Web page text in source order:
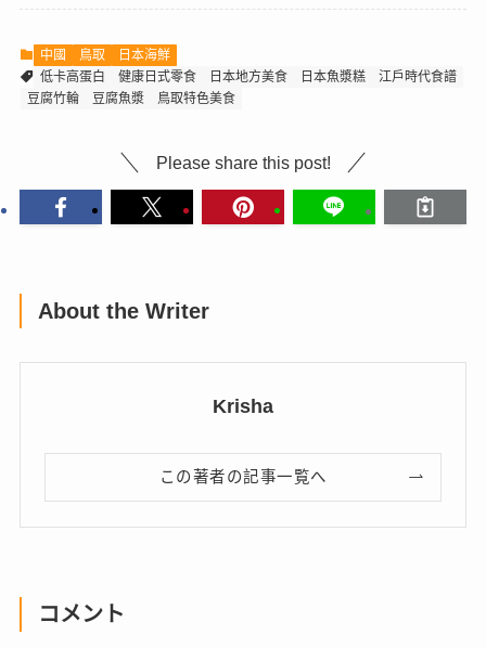
中國 鳥取
日本海鮮
低卡高蛋白
健康日式零食 日本地方美食 日本魚漿糕
江戶時代食譜
豆腐竹輪
豆腐魚漿 鳥取特色美食
Please share this post!
About the Writer
Krisha
この著者の記事一覧へ
コメント